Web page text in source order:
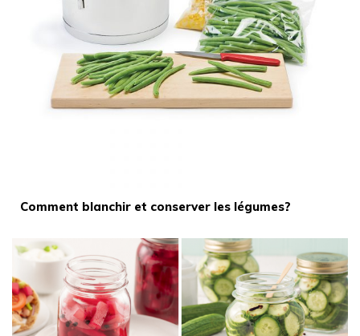
Comment blanchir et conserver les légumes?